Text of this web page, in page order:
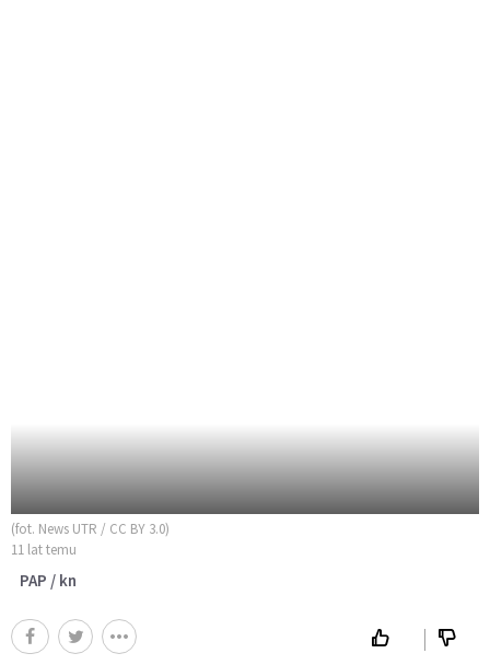
(fot. News UTR / CC BY 3.0)
11 lat temu
PAP / kn